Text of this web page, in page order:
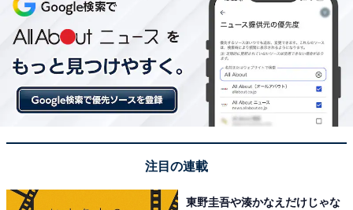
注目の連載
東野圭吾や湊かなえだけじゃな